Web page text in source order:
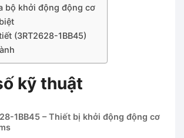
bộ khởi động động cơ
(3RT2628-1BB45)
kỹ thuật
1BB45 – Thiết bị khởi động động cơ